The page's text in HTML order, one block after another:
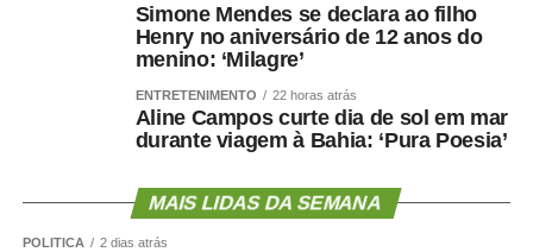
Simone Mendes se declara ao filho
Henry no aniversário de 12 anos do
menino: ‘Milagre’
ENTRETENIMENTO 22 horas atrás
Aline Campos curte dia de sol em mar
durante viagem à Bahia: ‘Pura Poesia’
MAIS LIDAS DA SEMANA
POLÍTICA 2 dias atrás